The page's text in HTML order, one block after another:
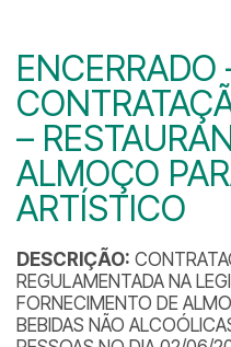
–
ALMOÇO
ARTÍSTICO
DESCRIÇÃO:
REGULAMENTADA NA
FORNECIMENTO DE
BEBIDAS NÃO